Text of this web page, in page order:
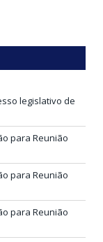
legislativo de
para Reunião
para Reunião
para Reunião